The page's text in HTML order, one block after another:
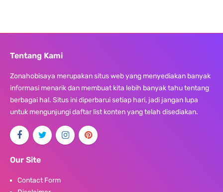
Tentang Kami
Zonahobisaya merupakan situs web yang menyediakan banyak
informasi menarik dan membuat kita lebih banyak tahu tentang
berbagai hal. Situs ini diperbarui setiap hari, jadi jangan lupa
untuk mengunjungi daftar list konten yang telah disediakan.
Our Site
Contact Form